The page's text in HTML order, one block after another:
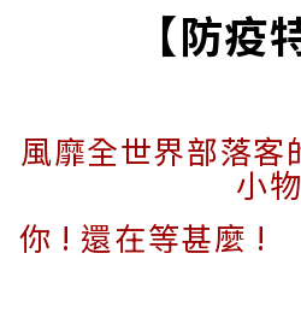
【防疫
風靡全世界部落客
小物
你 ! 還在等甚麼 !